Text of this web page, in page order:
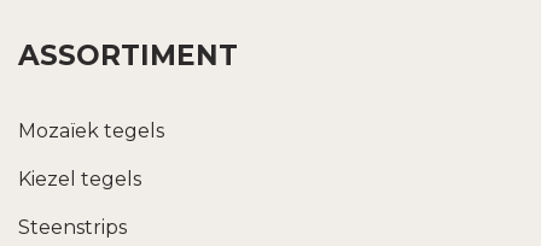
ASSORTIMENT
Mozaïek tegels
Kiezel tegels
Steenstrips